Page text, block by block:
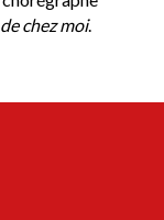
chez moi.